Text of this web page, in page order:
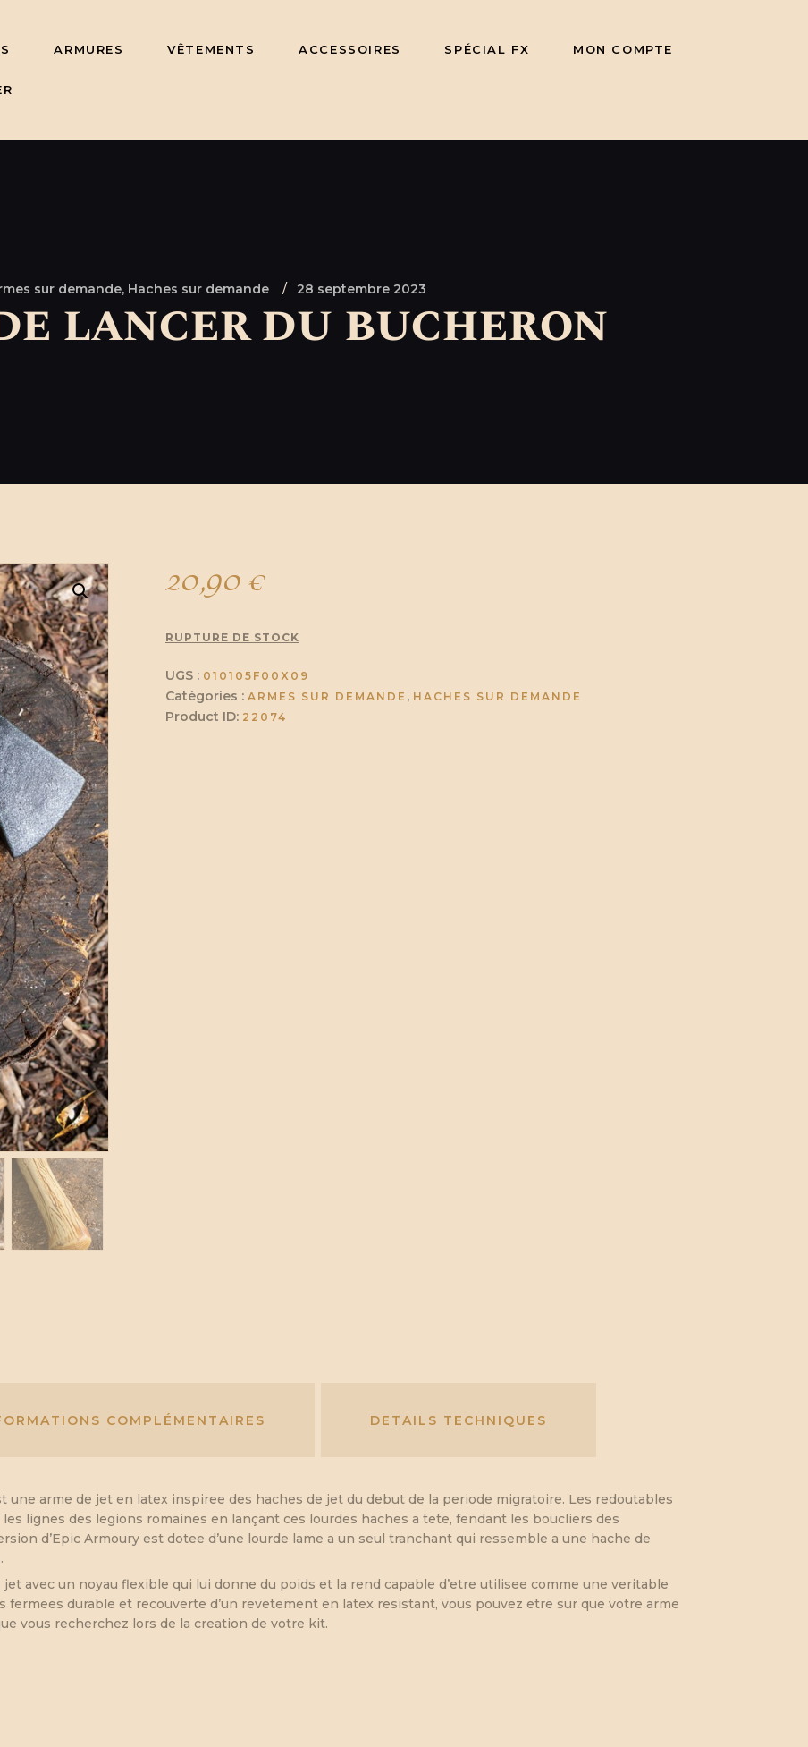
ARMURES VÊTEMENTS ACCESSOIRES SPÉCIAL FX MON COMPTE
sur demande, Haches sur demande 28 septembre 2023
lancer du bucheron
20,90€
RUPTURE DE STOCK
UGS : 010105F00X09
Catégories : ARMES SUR DEMANDE , HACHES SUR DEMANDE
Product ID: 22074
COMPLÉMENTAIRES DETAILS TECHNIQUES
une arme de jet en latex inspiree des haches de jet du debut de la periode migratoire. Les redoutables
lignes des legions romaines en lançant ces lourdes haches a tete, fendant les boucliers des
d’Epic Armoury est dotee d’une lourde lame a un seul tranchant qui ressemble a une hache de
avec un noyau flexible qui lui donne du poids et la rend capable d’etre utilisee comme une veritable
fermees durable et recouverte d’un revetement en latex resistant, vous pouvez etre sur que votre arme
vous recherchez lors de la creation de votre kit.